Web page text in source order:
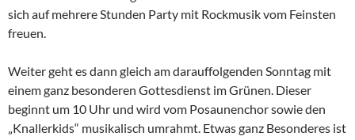
sich auf mehrere Stunden Party mit Rockmusik vom Feinsten
freuen.
Weiter geht es dann gleich am darauffolgenden Sonntag mit
einem ganz besonderen Gottesdienst im Grünen. Dieser
beginnt um 10 Uhr und wird vom Posaunenchor sowie den
„Knallerkids“ musikalisch umrahmt. Etwas ganz Besonderes ist